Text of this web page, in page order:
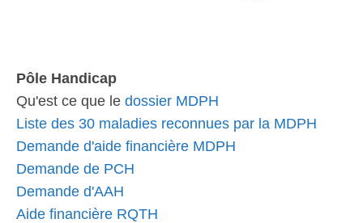
Pôle Handicap
Qu'est ce que le dossier MDPH
Liste des 30 maladies reconnues par la MDPH
Demande d'aide financière MDPH
Demande de PCH
Demande d'AAH
Aide financière RQTH